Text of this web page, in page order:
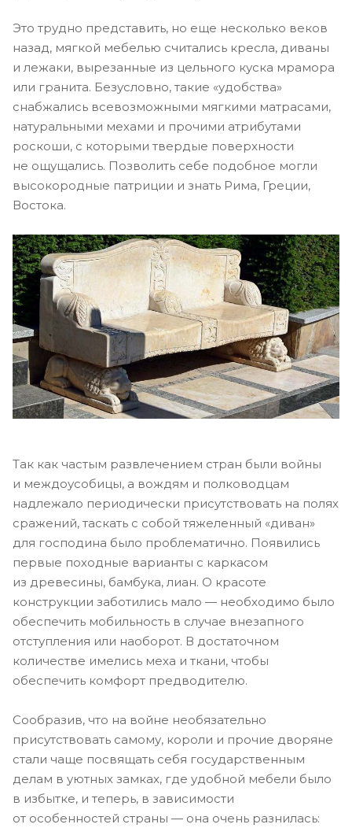
Это трудно представить, но еще несколько веков
назад, мягкой мебелью считались кресла, диваны
и лежаки, вырезанные из цельного куска мрамора
или гранита. Безусловно, такие «удобства»
снабжались всевозможными мягкими матрасами,
натуральными мехами и прочими атрибутами
роскоши, с которыми твердые поверхности
не ощущались. Позволить себе подобное могли
высокородные патриции и знать Рима, Греции,
Востока.
Так как частым развлечением стран были войны
и междоусобицы, а вождям и полководцам
надлежало периодически присутствовать на полях
сражений, таскать с собой тяжеленный «диван»
для господина было проблематично. Появились
первые походные варианты с каркасом
из древесины, бамбука, лиан. О красоте
конструкции заботились мало — необходимо было
обеспечить мобильность в случае внезапного
отступления или наоборот. В достаточном
количестве имелись меха и ткани, чтобы
обеспечить комфорт предводителю.
Сообразив, что на войне необязательно
присутствовать самому, короли и прочие дворяне
стали чаще посвящать себя государственным
делам в уютных замках, где удобной мебели было
в избытке, и теперь, в зависимости
от особенностей страны — она очень разнилась: